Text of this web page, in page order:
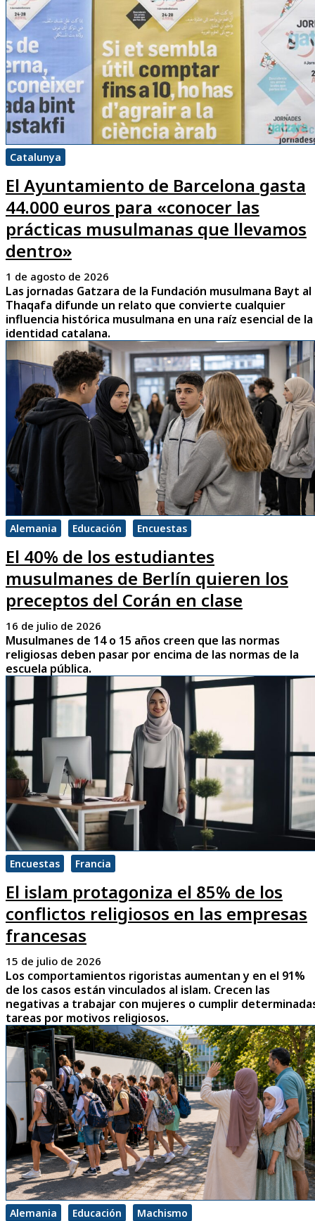
Catalunya
El Ayuntamiento de Barcelona gasta
44.000 euros para «conocer las
prácticas musulmanas que llevamos
dentro»
1 de agosto de 2026
Las jornadas Gatzara de la Fundación musulmana Bayt al
Thaqafa difunde un relato que convierte cualquier
influencia histórica musulmana en una raíz esencial de la
identidad catalana.
Alemania Educación Encuestas
El 40% de los estudiantes
musulmanes de Berlín quieren los
preceptos del Corán en clase
16 de julio de 2026
Musulmanes de 14 o 15 años creen que las normas
religiosas deben pasar por encima de las normas de la
escuela pública.
Encuestas Francia
El islam protagoniza el 85% de los
conflictos religiosos en las empresas
francesas
15 de julio de 2026
Los comportamientos rigoristas aumentan y en el 91%
de los casos están vinculados al islam. Crecen las
negativas a trabajar con mujeres o cumplir
tareas por motivos religiosos.
Alemania Educación Machismo